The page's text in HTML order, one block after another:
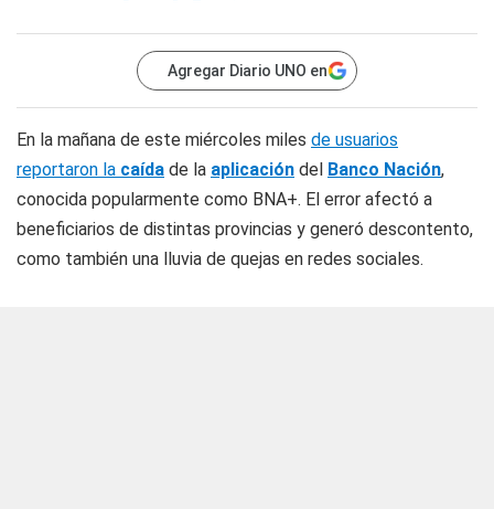
Agregar Diario UNO en
En la mañana de este miércoles miles de usuarios
reportaron la caída de la aplicación del Banco Nación,
conocida popularmente como BNA+. El error afectó a
beneficiarios de distintas provincias y generó descontento,
como también una lluvia de quejas en redes sociales.